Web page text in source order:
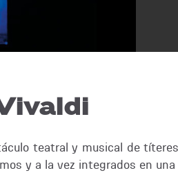
teatral y musical de
y a la vez integrados en una